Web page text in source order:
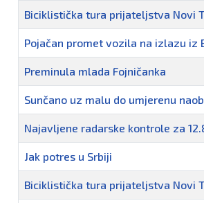
Biciklistička tura prijateljstva Novi
Pojačan promet vozila na izlazu iz
Preminula mlada Fojničanka
Sunčano uz malu do umjerenu
Najavljene radarske kontrole za
Jak potres u Srbiji
Biciklistička tura prijateljstva Novi